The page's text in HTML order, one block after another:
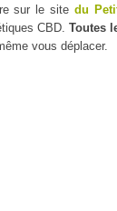
sur le sitedu
CBD. Toutes
vous déplacer.